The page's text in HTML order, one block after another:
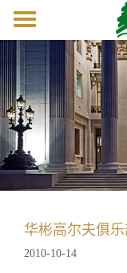
Toggle
navigation
华彬高尔夫俱
2010-10-14